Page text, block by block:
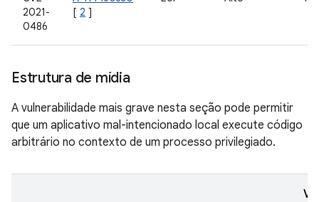
2021-
0486
[ 2 ]
Estrutura de mídia
A vulnerabilidade mais grave nesta seção pode permitir
que um aplicativo mal-intencionado local execute código
arbitrário no contexto de um processo privilegiado.